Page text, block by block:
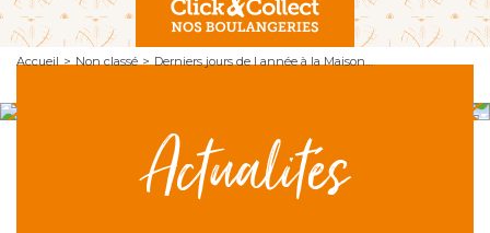
Accueil > Non classé > Derniers jours de l année à la Maison…
Actualités